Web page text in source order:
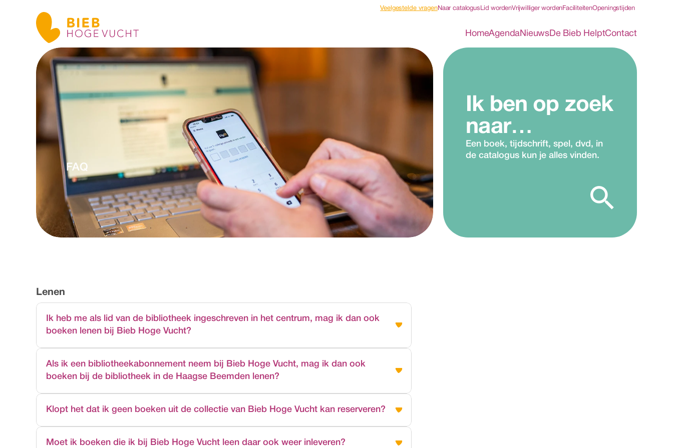
Veelgestelde vragenNaar catalogus Lid wordenVrijwilliger wordenFaciliteitenOpeningstijden
HomeAgendaNieuwsDe Bieb HelptContact
FAQ
Veelgesteldevragen
Ik ben op zoek
naar…
Een boek, tijdschrift, spel, dvd, in
de catalogus kun je alles vinden.
Lenen
Ik heb me als lid van de bibliotheek ingeschreven in het centrum, mag ik dan ook
boeken lenen bij Bieb Hoge Vucht?
Ja, alle leden van de bibliotheek in Breda mogen bij alle vestigingen lenen, ook bij Bieb Hoge
Vucht. Het maakt niet uit of je je hebt ingeschreven bij Bibliotheek Centrum, Noord of Zuid of bij
Bieb Hoge Vucht.
Als ik een bibliotheekabonnement neem bij Bieb Hoge Vucht, mag ik dan ook
boeken bij de bibliotheek in de Haagse Beemden lenen?
Klopt het dat ik geen boeken uit de collectie van Bieb Hoge Vucht kan reserveren?
in Bieb Hoge Vucht ophalen en weer inleveren. Alleen de boeken die in de boekenkasten van Bieb
Hoge Vucht zelf staan, kun je niet reserveren. Deze kun je alleen lenen in Bieb Hoge Vucht.
Moet ik boeken die ik bij Bieb Hoge Vucht leen daar ook weer inleveren?
Je kunt boeken die je bij Bieb Hoge Vucht leent in alle bibliotheekvestigingen en haal- en